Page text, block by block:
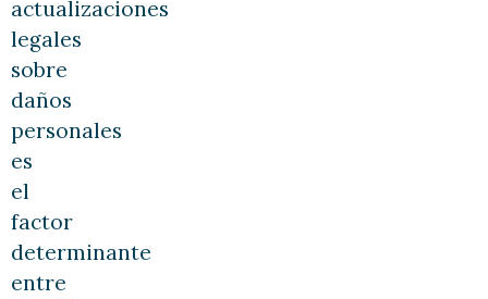
actualizaciones
legales
sobre
daños
personales
es
el
factor
determinante
entre